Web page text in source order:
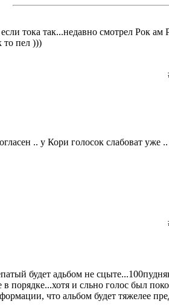
тока так...недавно смотрел Рок ам
то пел )))
.. у Кори голосок слабоват уже
будет адьбом не
в порядке...хотя и сльно голос был
что альбом будет тяжелее